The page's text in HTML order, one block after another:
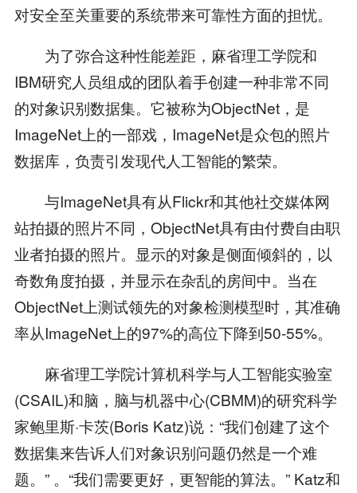
对安全至关重要的系统带来可靠性方面的担忧。
为了弥合这种性能差距，麻省理工学院和
IBM研究人员组成的团队着手创建一种非常不同
的对象识别数据集。它被称为ObjectNet，是
ImageNet上的一部戏，ImageNet是众包的照片
数据库，负责引发现代人工智能的繁荣。
与ImageNet具有从Flickr和其他社交媒体网
站拍摄的照片不同，ObjectNet具有由付费自由职
业者拍摄的照片。显示的对象是侧面倾斜的，以
奇数角度拍摄，并显示在杂乱的房间中。当在
ObjectNet上测试领先的对象检测模型时，其准确
率从ImageNet上的97%的高位下降到50-55%。
麻省理工学院计算机科学与人工智能实验室
(CSAIL)和脑，脑与机器中心(CBMM)的研究科学
家鲍里斯·卡茨(Boris Katz)说：“我们创建了这个
数据集来告诉人们对象识别问题仍然是一个难
题。” 。“我们需要更好，更智能的算法。” Katz和